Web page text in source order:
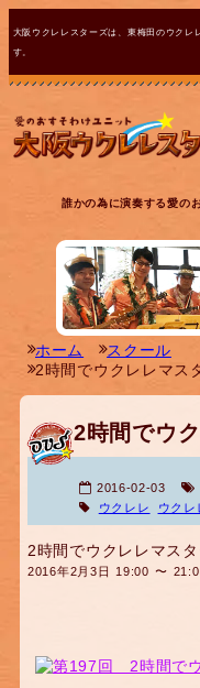
大阪ウクレレスターズは、東梅田のウクレ
す。
誰かの為に演奏する愛の
ホーム
スクール
2時間でウクレレマス
2時間でウ
2016-02-03
ウクレレ
ウクレ
2時間でウクレレマス
2016年2月3日 19:00 〜